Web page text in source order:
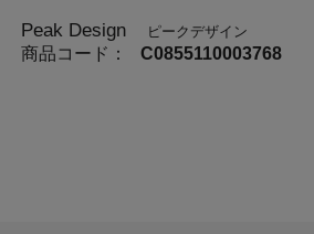
Peak Design ピークデザイン
商品コード： C0855110003768